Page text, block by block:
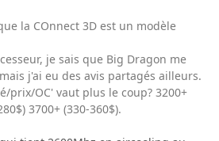
la COnnect 3D est un modèle
je sais que Big Dragon me
j'ai eu des avis partagés ailleurs.
prix/OC' vaut plus le coup? 3200+
3700+ (330-360$).